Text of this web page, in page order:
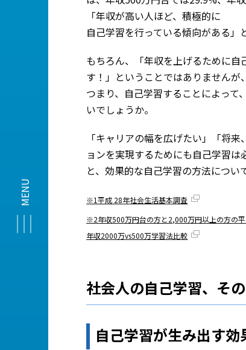
「年収が高い人ほど、積極的に
自己学習を行っている傾向がある」
もちろん、「年収を上げるために
す！」ということではありませんが
つまり、自己学習することによっ
いでしょうか。
「キャリアの幅を広げたい」「将
ョンを実現するためにも自己学習
と、効果的な自己学習の方法につい
※1平成 28年社会生活基本調査
※2年収500万円台の方と2,000万円以上の方の
年収2000万vs500万学習法比較
社会人の自己学習、そ
自己学習が生み出す